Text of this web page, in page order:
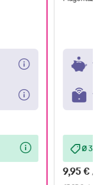
9,95 € /
Ø